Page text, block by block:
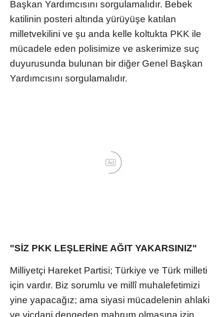
Başkan Yardımcısını sorgulamalıdır. Bebek
katilinin posteri altında yürüyüşe katılan
milletvekilini ve şu anda kelle koltukta PKK ile
mücadele eden polisimize ve askerimize suç
duyurusunda bulunan bir diğer Genel Başkan
Yardımcısını sorgulamalıdır.
Ad
"SİZ PKK LEŞLERİNE AĞIT YAKARSINIZ"
Milliyetçi Hareket Partisi; Türkiye ve Türk milleti
için vardır. Biz sorumlu ve millî muhalefetimizi
yine yapacağız; ama siyasi mücadelenin ahlaki
ve vicdani dengeden mahrum olmasına izin